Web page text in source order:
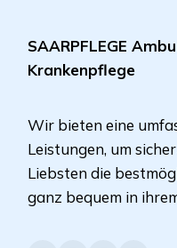
SAARPFLEGE
Krankenpflege
Wir bieten eine
Leistungen, um
Liebsten die
ganz bequem in